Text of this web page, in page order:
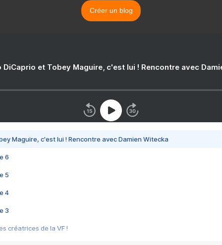
Créer un blog
DiCaprio et Tobey Maguire, c'est lui ! Rencontre avec
Maguire, c'est lui ! Rencontre avec Damien Witecka
6
5
4
3
créatrices de la VF !